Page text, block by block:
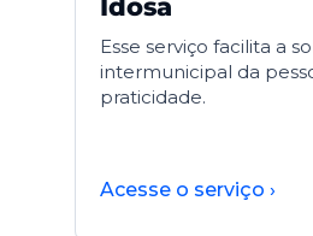
Idosa
Esse serviço facilita a
intermunicipal da
praticidade.
Acesse o serviço ›